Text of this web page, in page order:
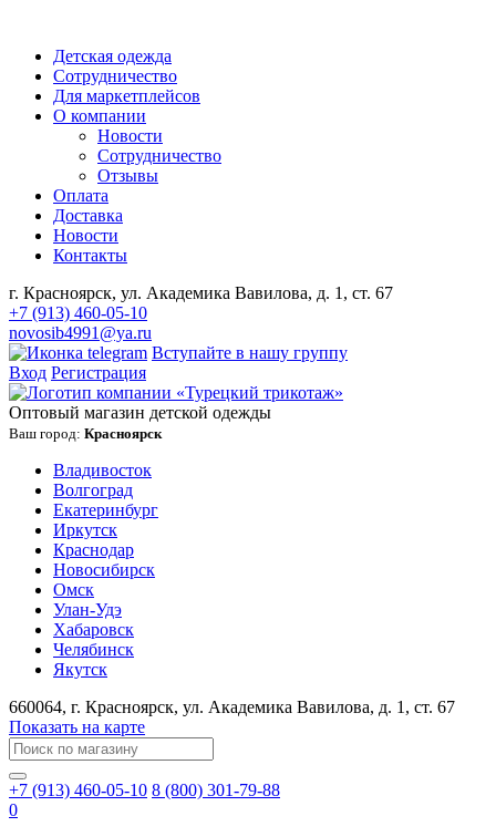
Детская одежда
Сотрудничество
Для маркетплейсов
О компании
Новости
Сотрудничество
Отзывы
Оплата
Доставка
Новости
Контакты
г. Красноярск, ул. Академика Вавилова, д. 1, ст. 67
+7 (913) 460-05-10
novosib4991@ya.ru
Вступайте в нашу группу
Вход Регистрация
Оптовый магазин детской одежды
Ваш город: Красноярск
Владивосток
Волгоград
Екатеринбург
Иркутск
Краснодар
Новосибирск
Омск
Улан-Удэ
Хабаровск
Челябинск
Якутск
660064, г. Красноярск, ул. Академика Вавилова, д. 1, ст. 67
Показать на карте
+7 (913) 460-05-10 8 (800) 301-79-88
0